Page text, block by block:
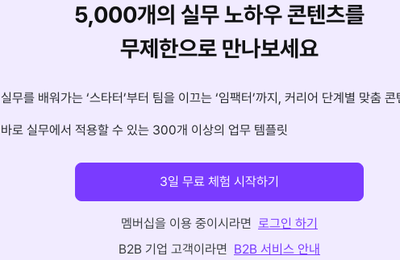
5,000개의 실무 노하우 콘텐츠를
무제한으로 만나보세요
실무를 배워가는 ‘스타터’부터 팀을 이끄는 ‘임팩터’까지, 커리어 단계별 맞춤 콘
바로 실무에서 적용할 수 있는 300개 이상의 업무 템플릿
3일 무료 체험 시작하기
멤버십을 이용 중이시라면 로그인 하기
B2B 기업 고객이라면 B2B 서비스 안내